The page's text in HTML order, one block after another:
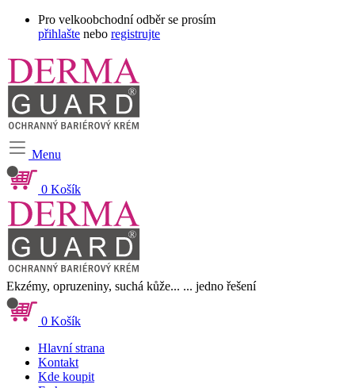
Pro velkoobchodní odběr se prosím
přihlašte nebo registrujte
Menu
0 Košík
Ekzémy, opruzeniny, suchá kůže... ... jedno řešení
0 Košík
Hlavní strana
Kontakt
Kde koupit